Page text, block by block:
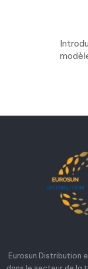
Eurosun Distribution